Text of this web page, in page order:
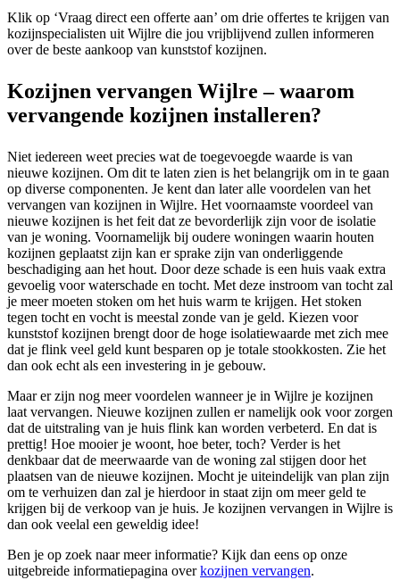
Klik op ‘Vraag direct een offerte aan’ om drie offertes te krijgen van
kozijnspecialisten uit Wijlre die jou vrijblijvend zullen informeren
over de beste aankoop van kunststof kozijnen.
Kozijnen vervangen Wijlre – waarom
vervangende kozijnen installeren?
Niet iedereen weet precies wat de toegevoegde waarde is van
nieuwe kozijnen. Om dit te laten zien is het belangrijk om in te gaan
op diverse componenten. Je kent dan later alle voordelen van het
vervangen van kozijnen in Wijlre. Het voornaamste voordeel van
nieuwe kozijnen is het feit dat ze bevorderlijk zijn voor de isolatie
van je woning. Voornamelijk bij oudere woningen waarin houten
kozijnen geplaatst zijn kan er sprake zijn van onderliggende
beschadiging aan het hout. Door deze schade is een huis vaak extra
gevoelig voor waterschade en tocht. Met deze instroom van tocht zal
je meer moeten stoken om het huis warm te krijgen. Het stoken
tegen tocht en vocht is meestal zonde van je geld. Kiezen voor
kunststof kozijnen brengt door de hoge isolatiewaarde met zich mee
dat je flink veel geld kunt besparen op je totale stookkosten. Zie het
dan ook echt als een investering in je gebouw.
Maar er zijn nog meer voordelen wanneer je in Wijlre je kozijnen
laat vervangen. Nieuwe kozijnen zullen er namelijk ook voor zorgen
dat de uitstraling van je huis flink kan worden verbeterd. En dat is
prettig! Hoe mooier je woont, hoe beter, toch? Verder is het
denkbaar dat de meerwaarde van de woning zal stijgen door het
plaatsen van de nieuwe kozijnen. Mocht je uiteindelijk van plan zijn
om te verhuizen dan zal je hierdoor in staat zijn om meer geld te
krijgen bij de verkoop van je huis. Je kozijnen vervangen in Wijlre is
dan ook veelal een geweldig idee!
Ben je op zoek naar meer informatie? Kijk dan eens op onze
uitgebreide informatiepagina overkozijnen vervangen.